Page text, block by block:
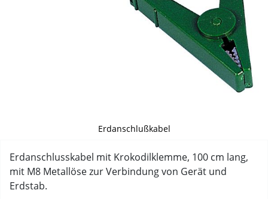
Erdanschlußkabel
Erdanschlusskabel mit Krokodilklemme, 100 cm lang,
mit M8 Metallöse zur Verbindung von Gerät und
Erdstab.